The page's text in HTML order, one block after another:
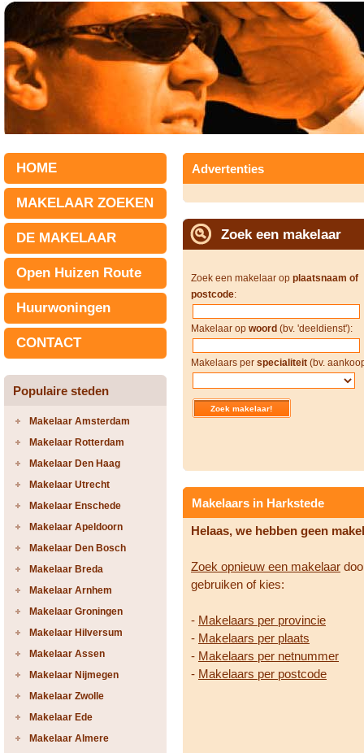
HOME
MAKELAAR ZOEKEN
DE MAKELAAR
Open Huizen Route
Huurwoningen
CONTACT
Populaire steden
Makelaar Amsterdam
Makelaar Rotterdam
Makelaar Den Haag
Makelaar Utrecht
Makelaar Enschede
Makelaar Apeldoorn
Makelaar Den Bosch
Makelaar Breda
Makelaar Arnhem
Makelaar Groningen
Makelaar Hilversum
Makelaar Assen
Makelaar Nijmegen
Makelaar Zwolle
Makelaar Ede
Makelaar Almere
Advertenties
Zoek een makelaar
Zoek een makelaar op plaatsnaam of
postcode:
Makelaar op woord (bv. 'deeldienst'):
Makelaars per specialiteit (bv.
Makelaars in Harkstede
Helaas, we hebben geen
Zoek opnieuw een makelaar
gebruiken of kies:
- Makelaars per provincie
- Makelaars per plaats
- Makelaars per netnummer
- Makelaars per postcode